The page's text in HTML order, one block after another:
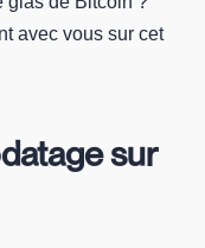
avec vous sur cet
sur